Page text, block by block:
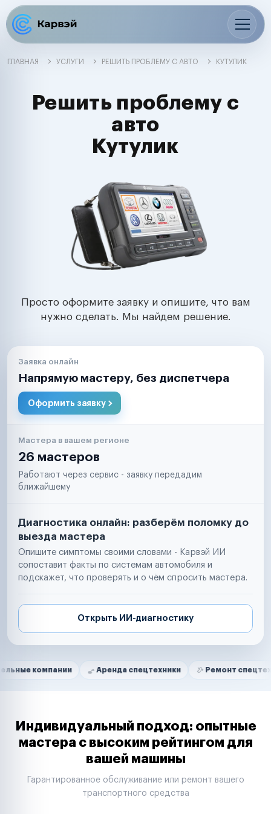
ГЛАВНАЯ УСЛУГИ РЕШИТЬ ПРОБЛЕМУ С АВТО КУТУЛИК
Решить проблему с
авто
Кутулик
Просто оформите заявку и опишите, что вам
нужно сделать. Мы найдем решение.
Заявка онлайн
Напрямую мастеру, без диспетчера
Оформить заявку
Мастера в вашем регионе
26 мастеров
Работают через сервис - заявку передадим
ближайшему
Диагностика онлайн: разберём поломку до
выезда мастера
Опишите симптомы своими словами - Карвэй ИИ
сопоставит факты по системам автомобиля и
подскажет, что проверять и о чём спросить мастера.
Открыть ИИ-диагностику
Нам доверяют
Аренда спецтехники Ремонт спецтехники
Маркетплейсы
Таксопарки
Автодилеры
Строительные компании
Аренда спецтехники
Индивидуальный подход: опытные
мастера с высоким рейтингом для
вашей машины
Гарантированное обслуживание или ремонт вашего
транспортного средства